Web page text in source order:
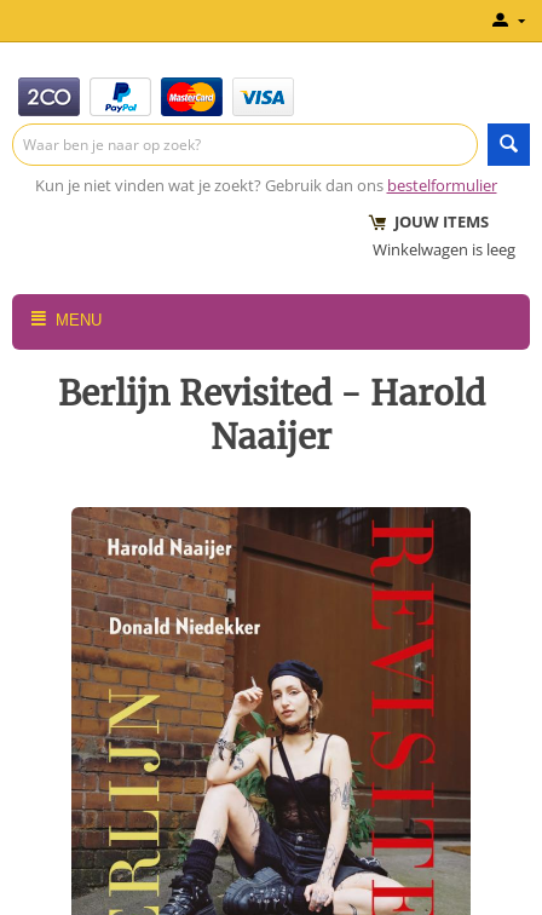
Kun je niet vinden wat je zoekt? Gebruik dan ons bestelformulier
JOUW ITEMS
Winkelwagen is leeg
MENU
Berlijn Revisited - Harold
Naaijer